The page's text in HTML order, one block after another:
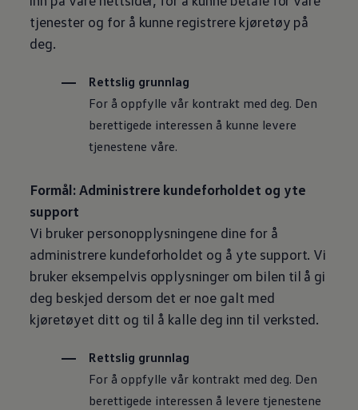
tjenester og for å kunne registrere kjøretøy på
deg.
Rettslig grunnlag
For å oppfylle vår kontrakt med deg. Den
berettigede interessen å kunne levere
tjenestene våre.
Formål: Administrere kundeforholdet og yte
support
Vi bruker personopplysningene dine for å
administrere kundeforholdet og å yte support. Vi
bruker eksempelvis opplysninger om bilen til å gi
deg beskjed dersom det er noe galt med
kjøretøyet ditt og til å kalle deg inn til verksted.
Rettslig grunnlag
For å oppfylle vår kontrakt med deg. Den
berettigede interessen å levere tjenestene